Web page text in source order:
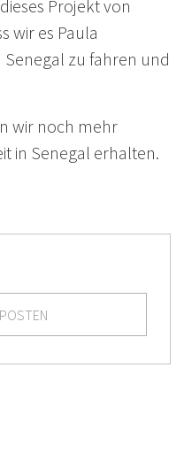
Projekt von
wir es Paula
zu fahren und
wir noch mehr
in Senegal erhalten.